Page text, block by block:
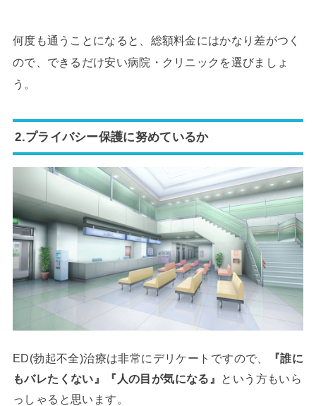
何度も通うことになると、総額料金にはかなり差がつく
ので、できるだけ安い病院・クリニックを選びましょ
う。
2.プライバシー保護に努めているか
ED(勃起不全)治療は非常にデリケートですので、
『誰に
もバレたくない』『人の目が気になる』
という方もいら
っしゃると思います。